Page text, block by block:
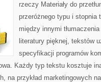
rzeczy Materiały do
przeróżnego typu i stopnia
między innymi
literatury pięknej, tekstów
specyfikacji programów
Każdy typ tekstu kosztuje
na przykład marketingowych